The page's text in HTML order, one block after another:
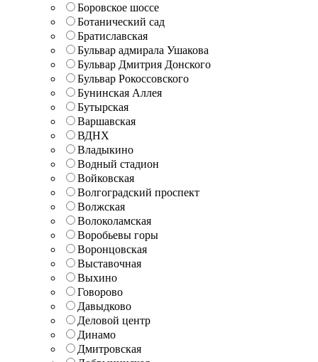
Боровское шоссе
Ботанический сад
Братиславская
Бульвар адмирала Ушакова
Бульвар Дмитрия Донского
Бульвар Рокоссовского
Бунинская Аллея
Бутырская
Варшавская
ВДНХ
Владыкино
Водный стадион
Войковская
Волгоградский проспект
Волжская
Волоколамская
Воробьевы горы
Воронцовская
Выставочная
Выхино
Говорово
Давыдково
Деловой центр
Динамо
Дмитровская